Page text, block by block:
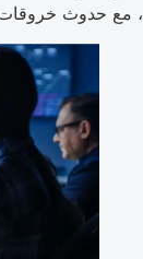
، مع حدوث خروقات